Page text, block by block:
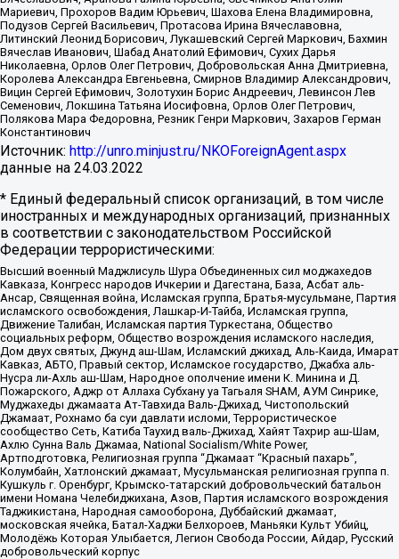
Мариевич, Прохоров Вадим Юрьевич, Шахова Елена Владимировна,
Подузов Сергей Васильевич, Протасова Ирина Вячеславовна,
Литинский Леонид Борисович, Лукашевский Сергей Маркович, Бахмин
Вячеслав Иванович, Шабад Анатолий Ефимович, Сухих Дарья
Николаевна, Орлов Олег Петрович, Добровольская Анна Дмитриевна,
Королева Александра Евгеньевна, Смирнов Владимир Александрович,
Вицин Сергей Ефимович, Золотухин Борис Андреевич, Левинсон Лев
Семенович, Локшина Татьяна Иосифовна, Орлов Олег Петрович,
Полякова Мара Федоровна, Резник Генри Маркович, Захаров Герман
Константинович
Источник: http://unro.minjust.ru/NKOForeignAgent.aspx
данные на 24.03.2022
* Единый федеральный список организаций, в том числе
иностранных и международных организаций, признанных
в соответствии с законодательством Российской
Федерации террористическими:
Высший военный Маджлисуль Шура Объединенных сил моджахедов
Кавказа, Конгресс народов Ичкерии и Дагестана, База, Асбат аль-
Ансар, Священная война, Исламская группа, Братья-мусульмане, Партия
исламского освобождения, Лашкар-И-Тайба, Исламская группа,
Движение Талибан, Исламская партия Туркестана, Общество
социальных реформ, Общество возрождения исламского наследия,
Дом двух святых, Джунд аш-Шам, Исламский джихад, Аль-Каида, Имарат
Кавказ, АБТО, Правый сектор, Исламское государство, Джабха аль-
Нусра ли-Ахль аш-Шам, Народное ополчение имени К. Минина и Д.
Пожарского, Аджр от Аллаха Субхану уа Тагьаля SHAM, АУМ Синрике,
Муджахеды джамаата Ат-Тавхида Валь-Джихад, Чистопольский
Джамаат, Рохнамо ба суи давлати исломи, Террористическое
сообщество Сеть, Катиба Таухид валь-Джихад, Хайят Тахрир аш-Шам,
Ахлю Сунна Валь Джамаа, National Socialism/White Power,
Артподготовка, Религиозная группа “Джамаат “Красный пахарь”,
Колумбайн, Хатлонский джамаат, Мусульманская религиозная группа п.
Кушкуль г. Оренбург, Крымско-татарский добровольческий батальон
имени Номана Челебиджихана, Азов, Партия исламского возрождения
Таджикистана, Народная самооборона, Дуббайский джамаат,
московская ячейка, Батал-Хаджи Белхороев, Маньяки Культ Убийц,
Молодёжь Которая Улыбается, Легион Свобода России, Айдар, Русский
добровольческий корпус